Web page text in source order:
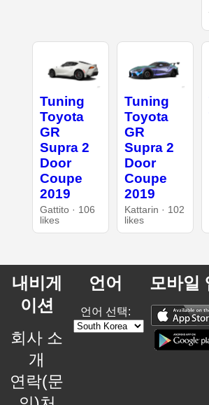
Tuning
Toyota
GR
Supra 2
Door
Coupe
2019
Gattito · 106
likes
Tuning
Toyota
GR
Supra 2
Door
Coupe
2019
Kattarin · 102
likes
내비게
이션
회사 소
개
연락(문
언어
언어 선택:
모바일